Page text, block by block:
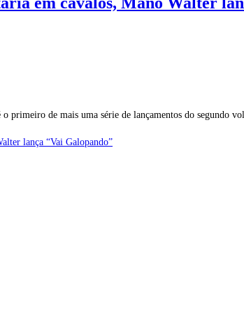
primeiro de mais uma série de lançamentos do segundo
lança “Vai Galopando”